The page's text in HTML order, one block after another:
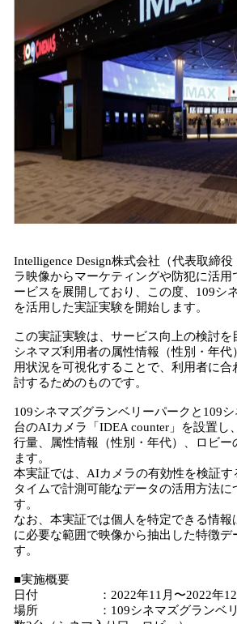
Intelligence Design株式会社（代表取締
ラ映像からマーケティングや防犯に活
ービスを展開しており、この度、109シ
を活用した実証実験を開始します。
この実証実験は、サービス向上の検討を
シネマズ利用者の属性情報（性別・年代
用状況を可視化することで、利用者に合
討するためのものです。
109シネマズグランベリーパークと109
台のAIカメラ「IDEA counter」を設置し
行量、属性情報（性別・年代）、ロビー
ます。
本実証では、AIカメラの有効性を検証す
タイムで計測可能なデータの活用方法に
す。
なお、本実証では個人を特定できる情報
に必要な範囲で映像から抽出した特徴デ
す。
■実施概要
日付 ：2022年11月〜2022年12月
場所 ：109シネマズグランベリー